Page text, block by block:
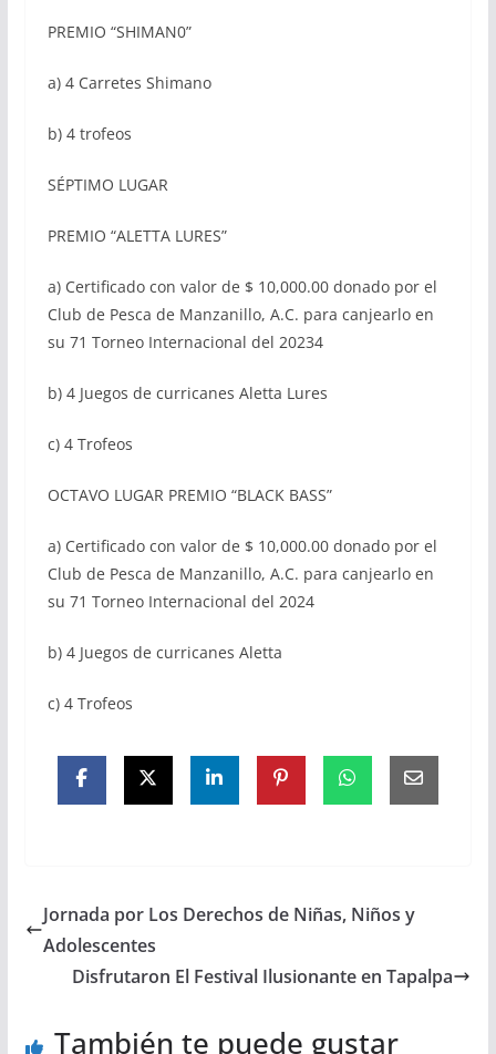
PREMIO “SHIMAN0”
a) 4 Carretes Shimano
b) 4 trofeos
SÉPTIMO LUGAR
PREMIO “ALETTA LURES”
a) Certificado con valor de $ 10,000.00 donado por el
Club de Pesca de Manzanillo, A.C. para canjearlo en
su 71 Torneo Internacional del 20234
b) 4 Juegos de curricanes Aletta Lures
c) 4 Trofeos
OCTAVO LUGAR PREMIO “BLACK BASS”
a) Certificado con valor de $ 10,000.00 donado por el
Club de Pesca de Manzanillo, A.C. para canjearlo en
su 71 Torneo Internacional del 2024
b) 4 Juegos de curricanes Aletta
c) 4 Trofeos
Jornada por Los Derechos de Niñas, Niños y
Adolescentes
Disfrutaron El Festival Ilusionante en Tapalpa
También te puede gustar